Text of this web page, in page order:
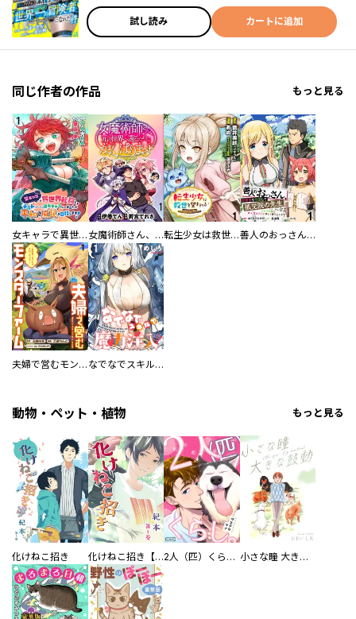
試し読み カートに追加
同じ作者の作品 もっと見る
女キャラで異世界転移してチートっぽいけど雑魚キャラなので目立たず平和な庶民を目指します！ 【連載版】 女魔術師さん、元の世界へ還るためにがんばります 【連載版】 転生少女は救世を望まれる 平穏を目指した私は世界の重要人物だったようです 【連載版】 善人のおっさん、冒険者を引退して孤児院の先生になる エルフの嫁と獣人幼女たちと楽しく暮らしてます 【連載版】
夫婦で営むモンスターファーム ～目指せ、まったりスローライフ～ 【連載版】 なでなでスキルで魔力注入！！ 【連載版】
動物・ペット・植物 もっと見る
化けねこ招き 化けねこ招き【描きおろし付合冊版】 2人（匹）くらし。 小さな瞳 大きな鼓動